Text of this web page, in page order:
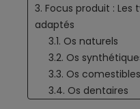
3. Focus produit :
adaptés
3.1. Os naturels
3.2. Os
3.3. Os comestibles
3.4. Os dentaires